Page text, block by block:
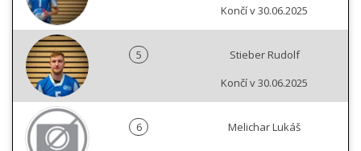
Končí v 30.06.2025
5
Stieber Rudolf
Končí v 30.06.2025
6
Melichar Lukáš